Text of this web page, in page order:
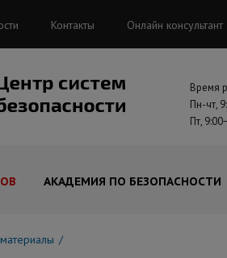
Контакты Онлайн консультант
Время
Пн-чт,
Пт,
АКАДЕМИЯ ПО БЕЗОПАСНОСТИ